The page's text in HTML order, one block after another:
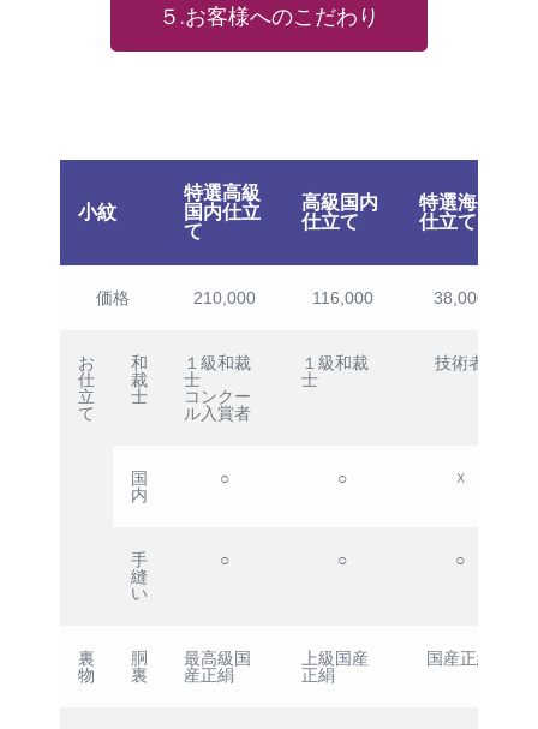
５.お客様へのこだわり
小紋
特選高級
国内仕立
て
高級国内
仕立て
特選海外
仕立て
価格 210,000 116,000 38,000
お
仕
立
て
和
裁
士
１級和裁
士
コンクー
ル入賞者
１級和裁
士
技術者
国
内
○ ○ ☓
手
縫
い
○ ○ ○
裏
物
胴
裏
最高級国
産正絹
上級国産
正絹
国産正絹